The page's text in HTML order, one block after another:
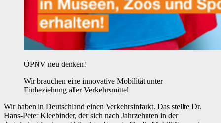
ÖPNV neu denken!
Wir brauchen eine innovative Mobilität unter
Einbeziehung aller Verkehrsmittel.
Wir haben in Deutschland einen Verkehrsinfarkt. Das stellte Dr.
Hans-Peter Kleebinder, der sich nach Jahrzehnten in der